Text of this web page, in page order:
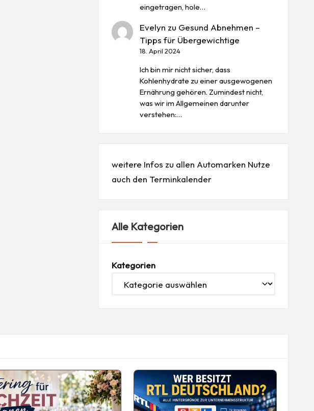
eingetragen, hole…
Evelyn zu Gesund Abnehmen –
Tipps für Übergewichtige
18. April 2024
Ich bin mir nicht sicher, dass
Kohlenhydrate zu einer ausgewogenen
Ernährung gehören. Zumindest nicht,
was wir im Allgemeinen darunter
verstehen:…
weitere Infos zu allen Automarken Nutze
auch den Terminkalender
Alle Kategorien
Kategorien